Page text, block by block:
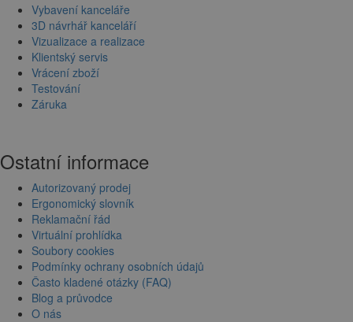
Vybavení kanceláře
3D návrhář kanceláří
Vizualizace a realizace
Klientský servis
Vrácení zboží
Testování
Záruka
Ostatní informace
Autorizovaný prodej
Ergonomický slovník
Reklamační řád
Virtuální prohlídka
Soubory cookies
Podmínky ochrany osobních údajů
Často kladené otázky (FAQ)
Blog a průvodce
O nás